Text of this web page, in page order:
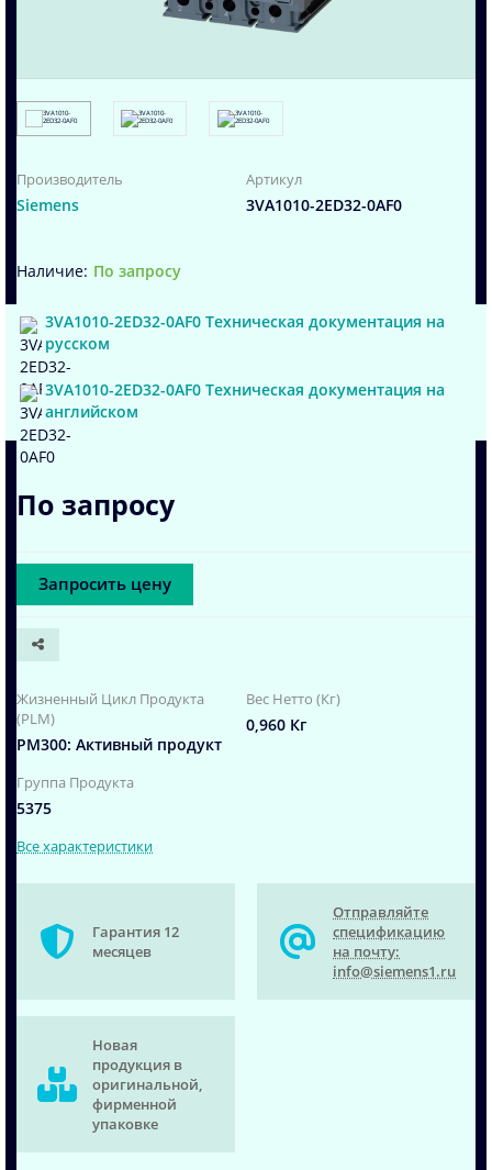
Производитель
Siemens
Артикул
3VA1010-2ED32-0AF0
По запросу
3VA1010-2ED32-0AF0 Техническая документация на
русском
3VA1010-2ED32-0AF0 Техническая документация на
английском
По запросу
Запросить цену
Жизненный Цикл Продукта
(PLM)
PM300: Активный продукт
Вес Нетто (Кг)
0,960 Кг
Группа Продукта
5375
Все характеристики
Гарантия 12
месяцев
Отправляйте
спецификацию
на почту:
info@siemens1.ru
Новая
продукция в
оригинальной,
фирменной
упаковке